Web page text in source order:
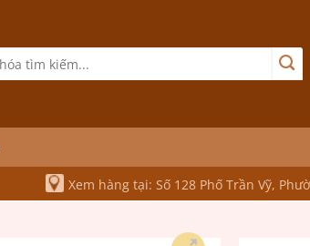
Xem hàng tại: Số 128 Phố Trần Vỹ,